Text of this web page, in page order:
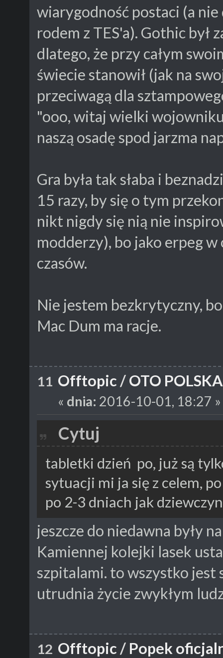
wiarygodność postaci (a
rodem z TES'a). Gothic
dlatego, że przy całym
świecie stanowił (jak na
przeciwagą dla
"ooo, witaj wielki
naszą osadę spod jarzma
Gra była tak słaba i
15 razy, by się o tym
nikt nigdy się nią nie
modderzy), bo jako erpeg
czasów.
Nie jestem bezkrytyczny,
Mac Dum ma racje.
11 Offtopic /OTO POLSKA
« dnia: 2016-10-01, 18:27 »
Cytuj
tabletki dzień po, już są
sytuacji mi ja się z celem,
po 2-3 dniach jak
jeszcze do niedawna były
Kamiennej kolejki lasek
szpitalami. to wszystko
utrudnia życie zwykłym
12 Offtopic / Popek